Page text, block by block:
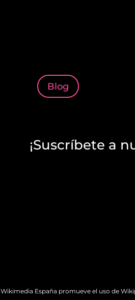
Blog
¡Suscríbete a
Wikimedia España promueve el uso de